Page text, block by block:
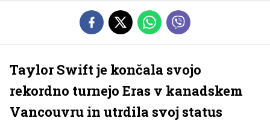
Taylor Swift je končala svojo
rekordno turnejo Eras v kanadskem
Vancouvru in utrdila svoj status